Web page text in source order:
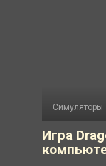
Симуляторы
Игра